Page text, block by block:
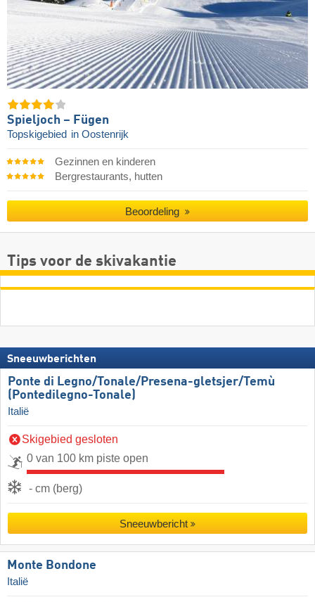
Spieljoch – Fügen
Topskigebied in Oostenrijk
Gezinnen en kinderen
Bergrestaurants, hutten
Beoordeling
Tips voor de skivakantie
Sneeuwberichten
Ponte di Legno/​​Tonale/​​Presena-gletsjer/​​Temù
(Pontedilegno-Tonale)
Italië
Skigebied gesloten
0 van 100 km piste open
- cm (berg)
Sneeuwbericht
Monte Bondone
Italië